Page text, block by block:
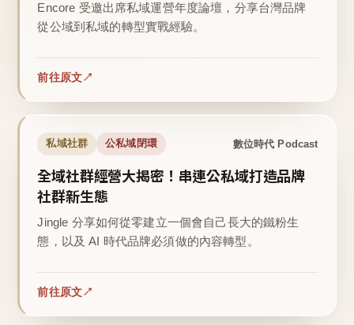
Encore 受邀出席私域運營年度論壇，分享台灣品牌
從公域到私域的轉型實戰經驗。
前往原文
私域社群 公私域閉環 數位時代 Podcast
全域社群經營大揭密！串連公私域打造品牌
社群新生態
Jingle 分享如何從零建立一個會自己長大的鐵粉生
態，以及 AI 時代品牌必須做的內容轉型。
前往原文